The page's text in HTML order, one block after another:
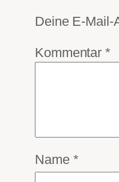
Deine E-Mail-
Kommentar*
Name *